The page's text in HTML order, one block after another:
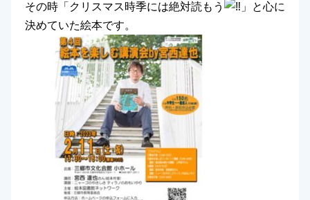
その時「クリスマス時季には絶対読もう
」と心に
決めていた絵本です。